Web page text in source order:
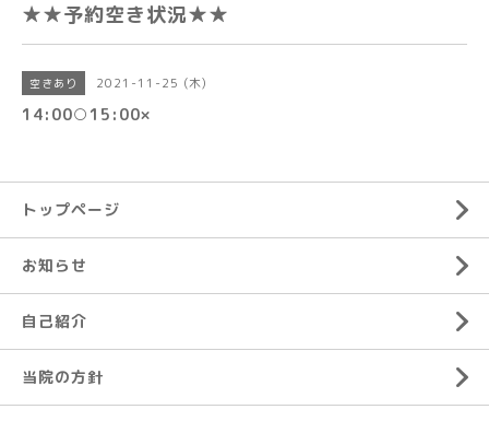
★★予約空き状況★★
空きあり 2021-11-25 (木)
14:00○15:00×
トップページ
お知らせ
自己紹介
当院の方針